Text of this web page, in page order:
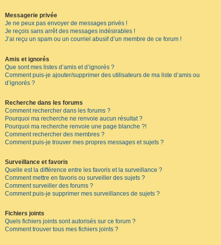
Messagerie privée
Je ne peux pas envoyer de messages privés !
Je reçois sans arrêt des messages indésirables !
J’ai reçu un spam ou un courriel abusif d’un membre de ce forum !
Amis et ignorés
Que sont mes listes d’amis et d’ignorés ?
Comment puis-je ajouter/supprimer des utilisateurs de ma liste d’amis ou
d’ignorés ?
Recherche dans les forums
Comment rechercher dans les forums ?
Pourquoi ma recherche ne renvoie aucun résultat ?
Pourquoi ma recherche renvoie une page blanche ?!
Comment rechercher des membres ?
Comment puis-je trouver mes propres messages et sujets ?
Surveillance et favoris
Quelle est la différence entre les favoris et la surveillance ?
Comment mettre en favoris ou surveiller des sujets ?
Comment surveiller des forums ?
Comment puis-je supprimer mes surveillances de sujets ?
Fichiers joints
Quels fichiers joints sont autorisés sur ce forum ?
Comment trouver tous mes fichiers joints ?